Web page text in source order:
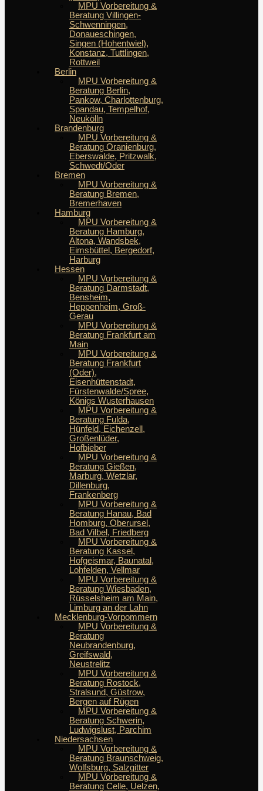
MPU Vorbereitung &
Beratung Villingen-
Schwenningen,
Donaueschingen,
Singen (Hohentwiel),
Konstanz, Tuttlingen,
Rottweil
Berlin
MPU Vorbereitung &
Beratung Berlin,
Pankow, Charlottenburg,
Spandau, Tempelhof,
Neukölln
Brandenburg
MPU Vorbereitung &
Beratung Oranienburg,
Eberswalde, Pritzwalk,
Schwedt/Oder
Bremen
MPU Vorbereitung &
Beratung Bremen,
Bremerhaven
Hamburg
MPU Vorbereitung &
Beratung Hamburg,
Altona, Wandsbek,
Eimsbüttel, Bergedorf,
Harburg
Hessen
MPU Vorbereitung &
Beratung Darmstadt,
Bensheim,
Heppenheim, Groß-
Gerau
MPU Vorbereitung &
Beratung Frankfurt am
Main
MPU Vorbereitung &
Beratung Frankfurt
(Oder),
Eisenhüttenstadt,
Fürstenwalde/Spree,
Königs Wusterhausen
MPU Vorbereitung &
Beratung Fulda,
Hünfeld, Eichenzell,
Großenlüder,
Hofbieber
MPU Vorbereitung &
Beratung Gießen,
Marburg, Wetzlar,
Dillenburg,
Frankenberg
MPU Vorbereitung &
Beratung Hanau, Bad
Homburg, Oberursel,
Bad Vilbel, Friedberg
MPU Vorbereitung &
Beratung Kassel,
Hofgeismar, Baunatal,
Lohfelden, Vellmar
MPU Vorbereitung &
Beratung Wiesbaden,
Rüsselsheim am Main,
Limburg an der Lahn
Mecklenburg-Vorpommern
MPU Vorbereitung &
Beratung
Neubrandenburg,
Greifswald,
Neustrelitz
MPU Vorbereitung &
Beratung Rostock,
Stralsund, Güstrow,
Bergen auf Rügen
MPU Vorbereitung &
Beratung Schwerin,
Ludwigslust, Parchim
Niedersachsen
MPU Vorbereitung &
Beratung Braunschweig,
Wolfsburg, Salzgitter
MPU Vorbereitung &
Beratung Celle, Uelzen,